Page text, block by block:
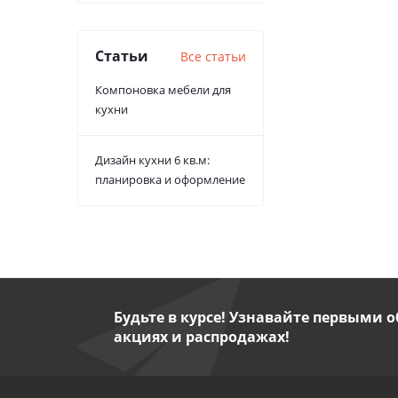
Статьи Все статьи
Компоновка мебели для
кухни
Дизайн кухни 6 кв.м:
планировка и оформление
Будьте в курсе! Узнавайте первыми
акциях и распродажах!